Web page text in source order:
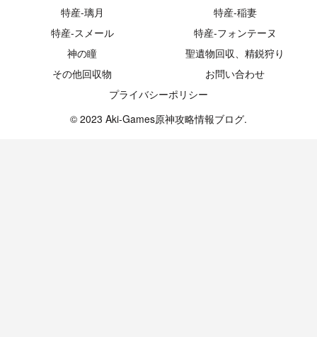
特産-璃月
特産-稲妻
特産-スメール
特産-フォンテーヌ
神の瞳
聖遺物回収、精鋭狩り
その他回収物
お問い合わせ
プライバシーポリシー
© 2023 Aki-Games原神攻略情報ブログ.